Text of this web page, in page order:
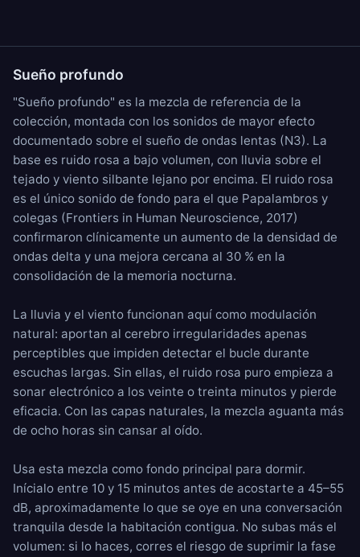
Sueño profundo
"Sueño profundo" es la mezcla de referencia de la
colección, montada con los sonidos de mayor efecto
documentado sobre el sueño de ondas lentas (N3). La
base es ruido rosa a bajo volumen, con lluvia sobre el
tejado y viento silbante lejano por encima. El ruido rosa
es el único sonido de fondo para el que Papalambros y
colegas (Frontiers in Human Neuroscience, 2017)
confirmaron clínicamente un aumento de la densidad de
ondas delta y una mejora cercana al 30 % en la
consolidación de la memoria nocturna.
La lluvia y el viento funcionan aquí como modulación
natural: aportan al cerebro irregularidades apenas
perceptibles que impiden detectar el bucle durante
escuchas largas. Sin ellas, el ruido rosa puro empieza a
sonar electrónico a los veinte o treinta minutos y pierde
eficacia. Con las capas naturales, la mezcla aguanta más
de ocho horas sin cansar al oído.
Usa esta mezcla como fondo principal para dormir.
Inícialo entre 10 y 15 minutos antes de acostarte a 45–55
dB, aproximadamente lo que se oye en una conversación
tranquila desde la habitación contigua. No subas más el
volumen: si lo haces, corres el riesgo de suprimir la fase